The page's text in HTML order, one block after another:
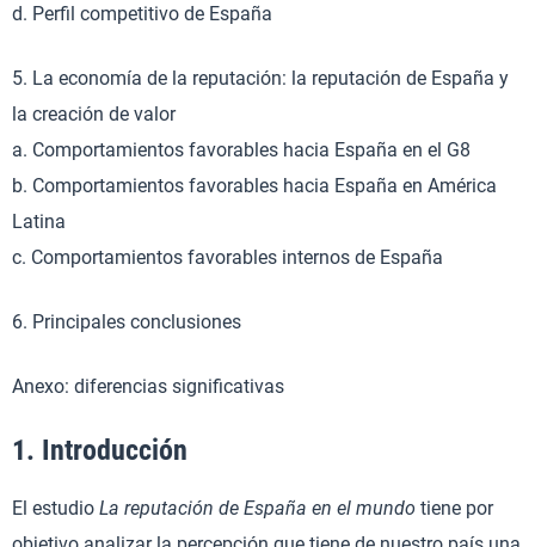
d. Perfil competitivo de España
5. La economía de la reputación: la reputación de España y
la creación de valor
a. Comportamientos favorables hacia España en el G8
b. Comportamientos favorables hacia España en América
Latina
c. Comportamientos favorables internos de España
6. Principales conclusiones
Anexo: diferencias significativas
1. Introducción
El estudio La reputación de España en el mundo tiene por